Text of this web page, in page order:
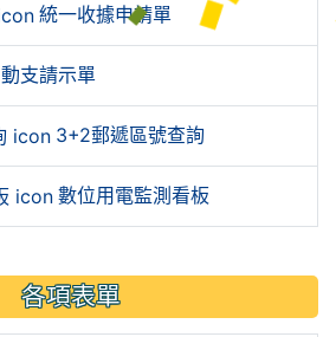
統一收據申請單
動支請示單
3+2郵遞區號查詢
數位用電監測看板
各項表單